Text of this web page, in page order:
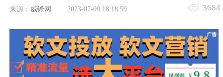
来源： 威锋网 2023-07-09 18:18:59 3684